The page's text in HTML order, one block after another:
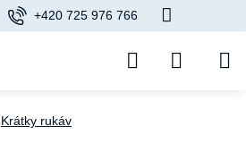
+420 725 976 766
Krátky rukáv